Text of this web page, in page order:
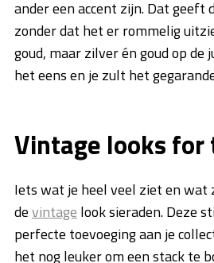
ander een accent zijn. Dat geeft
zonder dat het er rommelig
goud, maar zilver én goud op de
het eens en je zult het
Vintage looks for
Iets wat je heel veel ziet en wat
devintage look sieraden. Deze
perfecte toevoeging aan je
het nog leuker om een stack te